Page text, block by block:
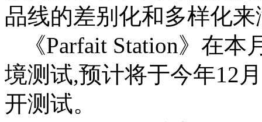
品线的差别化和多样化
《Parfait Station》在
境测试,预计将于今年12
开测试。